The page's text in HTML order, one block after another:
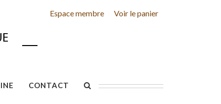
Espace membre Voir le panier
CONTACT